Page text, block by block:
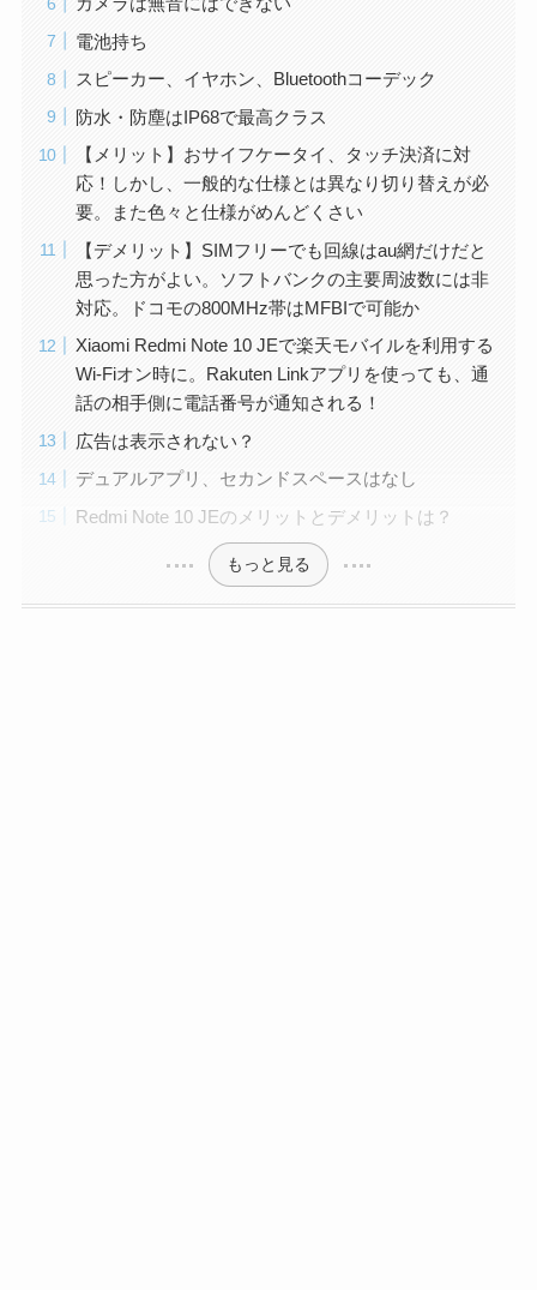
電池持ち
スピーカー、イヤホン、Bluetoothコーデック
防水・防塵はIP68で最高クラス
【メリット】おサイフケータイ、タッチ決済に対
応！しかし、一般的な仕様とは異なり切り替えが必
要。また色々と仕様がめんどくさい
【デメリット】SIMフリーでも回線はau網だけだと
思った方がよい。ソフトバンクの主要周波数には非
対応。ドコモの800MHz帯はMFBIで可能か
Xiaomi Redmi Note 10 JEで楽天モバイルを利用する
Wi-Fiオン時に。Rakuten Linkアプリを使っても、通
話の相手側に電話番号が通知される！
広告は表示されない？
デュアルアプリ、セカンドスペースはなし
Redmi Note 10 JEのメリットとデメリットは？
もっと見る